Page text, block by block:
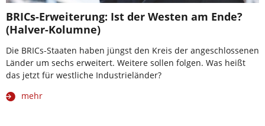
BRICs-Erweiterung: Ist der Westen am Ende?
(Halver-Kolumne)
Die BRICs-Staaten haben jüngst den Kreis der angeschlossenen
Länder um sechs erweitert. Weitere sollen folgen. Was heißt
das jetzt für westliche Industrieländer?
mehr